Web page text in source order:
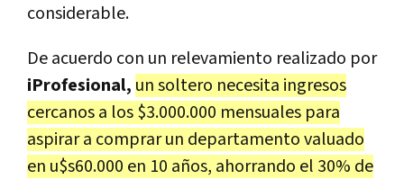
considerable.
De acuerdo con un relevamiento realizado por
iProfesional, un soltero necesita ingresos
cercanos a los $3.000.000 mensuales para
aspirar a comprar un departamento valuado
en u$s60.000 en 10 años, ahorrando el 30% de